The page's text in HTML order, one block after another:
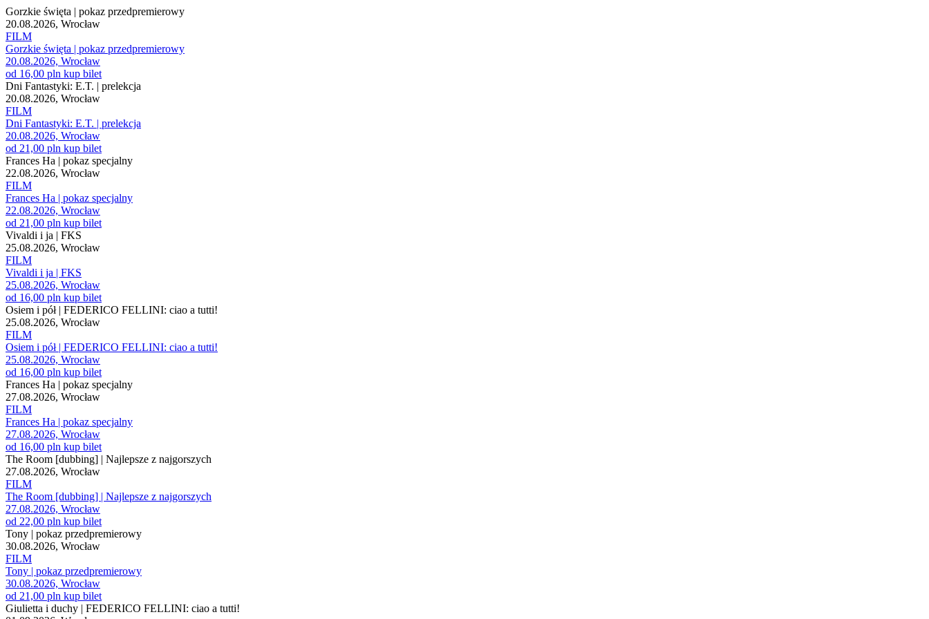
Gorzkie święta | pokaz przedpremierowy
20.08.2026, Wrocław
FILM
Gorzkie święta | pokaz przedpremierowy
20.08.2026, Wrocław
od 16,00 pln kup bilet
Dni Fantastyki: E.T. | prelekcja
20.08.2026, Wrocław
FILM
Dni Fantastyki: E.T. | prelekcja
20.08.2026, Wrocław
od 21,00 pln kup bilet
Frances Ha | pokaz specjalny
22.08.2026, Wrocław
FILM
Frances Ha | pokaz specjalny
22.08.2026, Wrocław
od 21,00 pln kup bilet
Vivaldi i ja | FKS
25.08.2026, Wrocław
FILM
Vivaldi i ja | FKS
25.08.2026, Wrocław
od 16,00 pln kup bilet
Osiem i pół | FEDERICO FELLINI: ciao a tutti!
25.08.2026, Wrocław
FILM
Osiem i pół | FEDERICO FELLINI: ciao a tutti!
25.08.2026, Wrocław
od 16,00 pln kup bilet
Frances Ha | pokaz specjalny
27.08.2026, Wrocław
FILM
Frances Ha | pokaz specjalny
27.08.2026, Wrocław
od 16,00 pln kup bilet
The Room [dubbing] | Najlepsze z najgorszych
27.08.2026, Wrocław
FILM
The Room [dubbing] | Najlepsze z najgorszych
27.08.2026, Wrocław
od 22,00 pln kup bilet
Tony | pokaz przedpremierowy
30.08.2026, Wrocław
FILM
Tony | pokaz przedpremierowy
30.08.2026, Wrocław
od 21,00 pln kup bilet
Giulietta i duchy | FEDERICO FELLINI: ciao a tutti!